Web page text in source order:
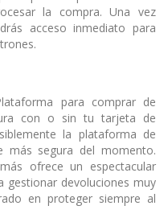
la compra. Una vez
acceso inmediato para
para comprar de
con o sin tu tarjeta de
la plataforma de
más segura del momento.
ofrece un espectacular
gestionar devoluciones muy
en proteger siempre al